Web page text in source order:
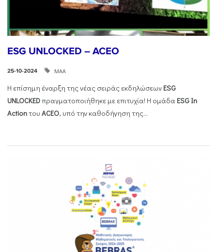
ESG UNLOCKED – ACEO
25-10-2024 ΜΑΑ
Η επίσημη έναρξη της νέας σειράς εκδηλώσεων ESG
UNLOCKEDπραγματοποιήθηκε με επιτυχία! Η ομάδα ESG In
Actionτου ACEO, υπό την καθοδήγηση της...